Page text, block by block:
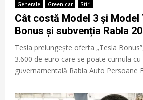
Generale Green car Stiri
Cât costă Model 3 și Model
Bonus și subvenția Rabla
Tesla prelungește oferta „Tesla
3.600 de euro care se poate cumula cu
guvernamentală Rabla Auto Persoane